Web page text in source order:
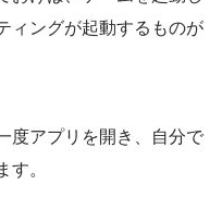
ィングが起動するものが
度アプリを開き、自分で
。